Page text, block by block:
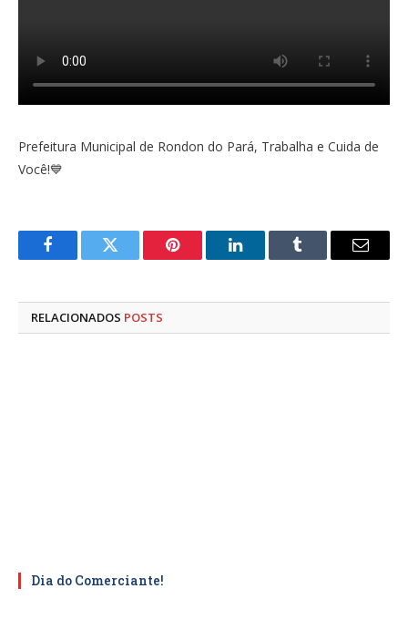
Prefeitura Municipal de Rondon do Pará, Trabalha e Cuida de
Você!💙
FacebookTwitter Pinterest LinkedInTumblr
E-
RELACIONADOS POSTS
Dia do Comerciante!